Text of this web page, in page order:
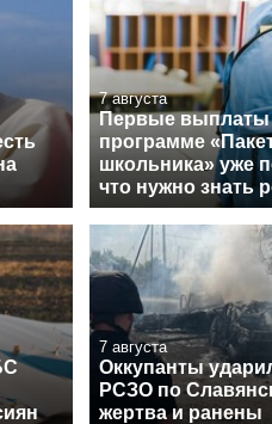
7 августа
Первые выплаты
программе
школьника» уже
что нужно знать
7 августа
Оккупанты
РСЗО по
жертва и ранены